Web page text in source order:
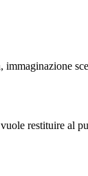
restituire al